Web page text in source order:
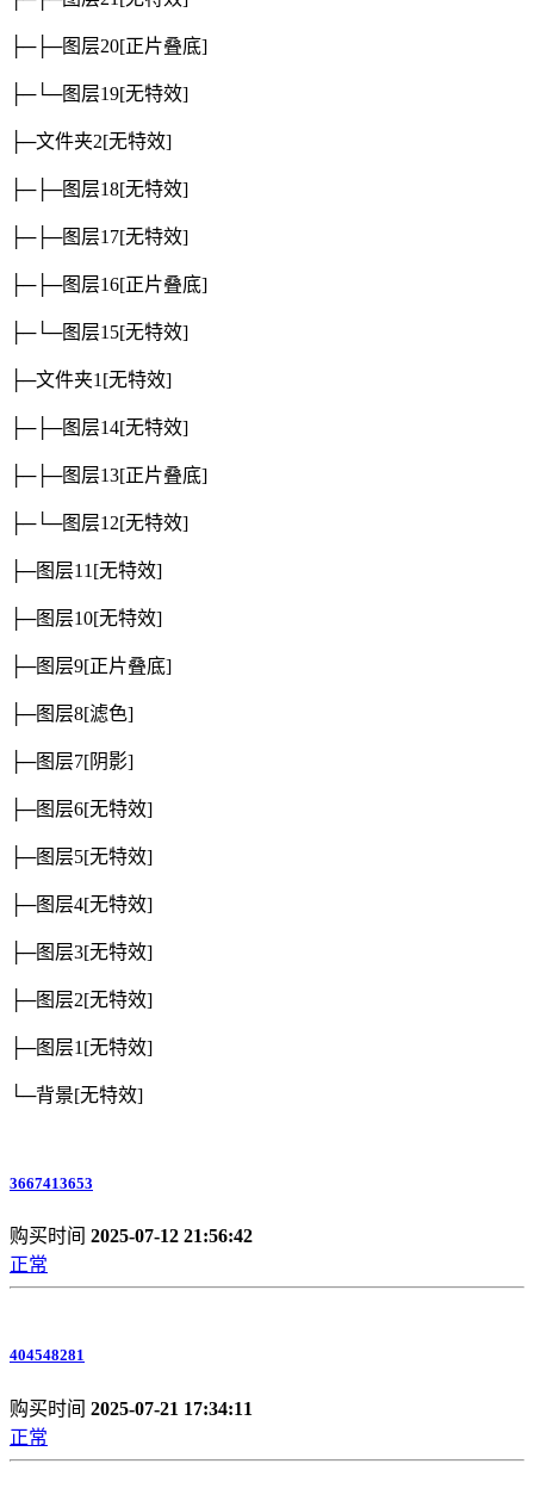
├─├─图层20[正片叠底]
├─└─图层19[无特效]
├─文件夹2[无特效]
├─├─图层18[无特效]
├─├─图层17[无特效]
├─├─图层16[正片叠底]
├─└─图层15[无特效]
├─文件夹1 [无特效]
├─├─图层14[无特效]
├─├─图层13[正片叠底]
├─└─图层12[无特效]
├─图层11 [无特效]
├─图层10[无特效]
├─图层9[正片叠底]
├─图层8[滤色]
├─图层7[阴影]
├─图层6[无特效]
├─图层5[无特效]
├─图层4[无特效]
├─图层3[无特效]
├─图层2[无特效]
├─图层1 [无特效]
└─背景[无特效]
3667413653
购买时间 2025-07-12 21:56:42
正常
404548281
购买时间 2025-07-21 17:34:11
正常